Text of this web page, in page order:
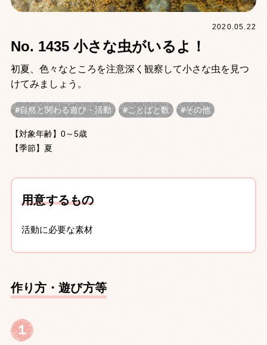
2020.05.22
No. 1435 小さな虫がいるよ！
初夏、色々なところを注意深く観察して小さな虫を見つ
けてみましょう。
自然と関わる遊び・活動 ことばと数 その他
【対象年齢】0～5歳
【季節】夏
用意するもの
活動に必要な素材
作り方・遊び方等
１